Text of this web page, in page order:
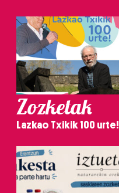
Zozketak
Lazkao Txikik 100 urte!